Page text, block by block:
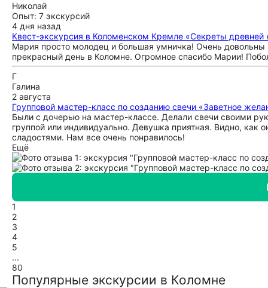
Николай
Опыт: 7 экскурсий
4 дня назад
Квест-экскурсия в Коломенском Кремле «Секреты древней
Мария просто молодец и большая умничка! Очень
прекрасный день в Коломне. Огромное спасибо Марии!
Г
Галина
2 августа
Групповой мастер-класс по созданию свечи «Заветное
Были с дочерью на мастер-классе. Делали свечи своими
группой или индивидуально. Девушка приятная. Видно,
сладостями. Нам все очень понравилось!
Ещё
1
2
3
4
5
...
80
Популярные экскурсии в Коломне